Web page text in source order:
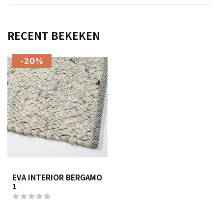
RECENT BEKEKEN
-20%
EVA INTERIOR BERGAMO
1